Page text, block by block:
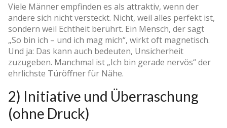
Viele Männer empfinden es als attraktiv, wenn der
andere sich nicht versteckt. Nicht, weil alles perfekt ist,
sondern weil Echtheit berührt. Ein Mensch, der sagt
„So bin ich – und ich mag mich“, wirkt oft magnetisch.
Und ja: Das kann auch bedeuten, Unsicherheit
zuzugeben. Manchmal ist „Ich bin gerade nervös“ der
ehrlichste Türöffner für Nähe.
2) Initiative und Überraschung
(ohne Druck)